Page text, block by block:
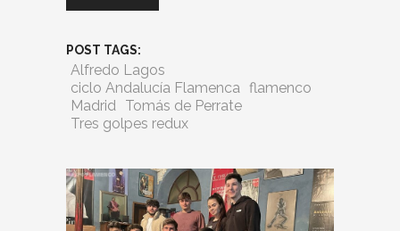
POST TAGS:
Alfredo Lagos
ciclo Andalucía Flamenca flamenco
Madrid Tomás de Perrate
Tres golpes redux